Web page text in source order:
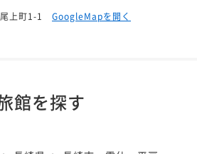
上町1-1 GoogleMapを開く
館を探す